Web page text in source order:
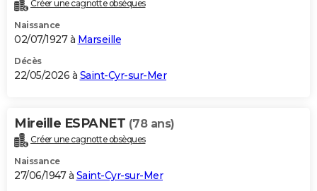
Créer une cagnotte obsèques
Naissance
02/07/1927 à Marseille
Décès
22/05/2026 à Saint-Cyr-sur-Mer
Mireille ESPANET (78 ans)
Créer une cagnotte obsèques
Naissance
27/06/1947 à Saint-Cyr-sur-Mer